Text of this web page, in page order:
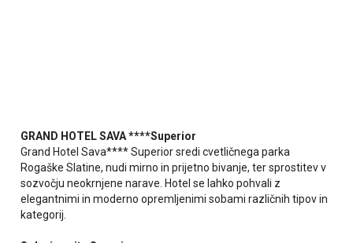
GRAND HOTEL SAVA****Superior
Grand Hotel Sava**** Superior sredi cvetličnega parka
Rogaške Slatine, nudi mirno in prijetno bivanje, ter sprostitev v
sozvočju neokrnjene narave. Hotel se lahko pohvali z
elegantnimi in moderno opremljenimi sobami različnih tipov in
kategorij.